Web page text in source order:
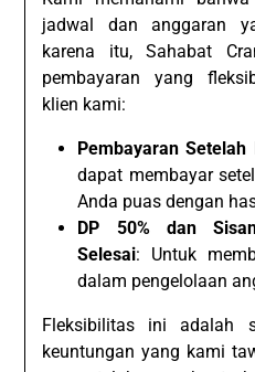
jadwal dan anggaran
karena itu, Sahabat
pembayaran yang
klien kami:
Pembayaran
dapat membayar
Anda puas dengan
DP 50% dan
Selesai: Untuk
dalam pengelolaan
Fleksibilitas ini adalah
keuntungan yang kami